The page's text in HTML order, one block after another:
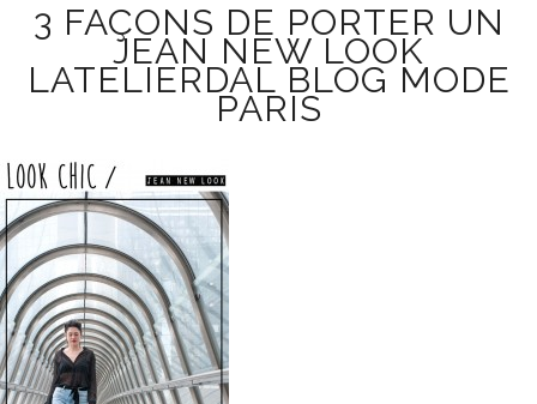
3 FAÇONS DE PORTER UN
JEAN NEW LOOK
LATELIERDAL BLOG MODE
PARIS